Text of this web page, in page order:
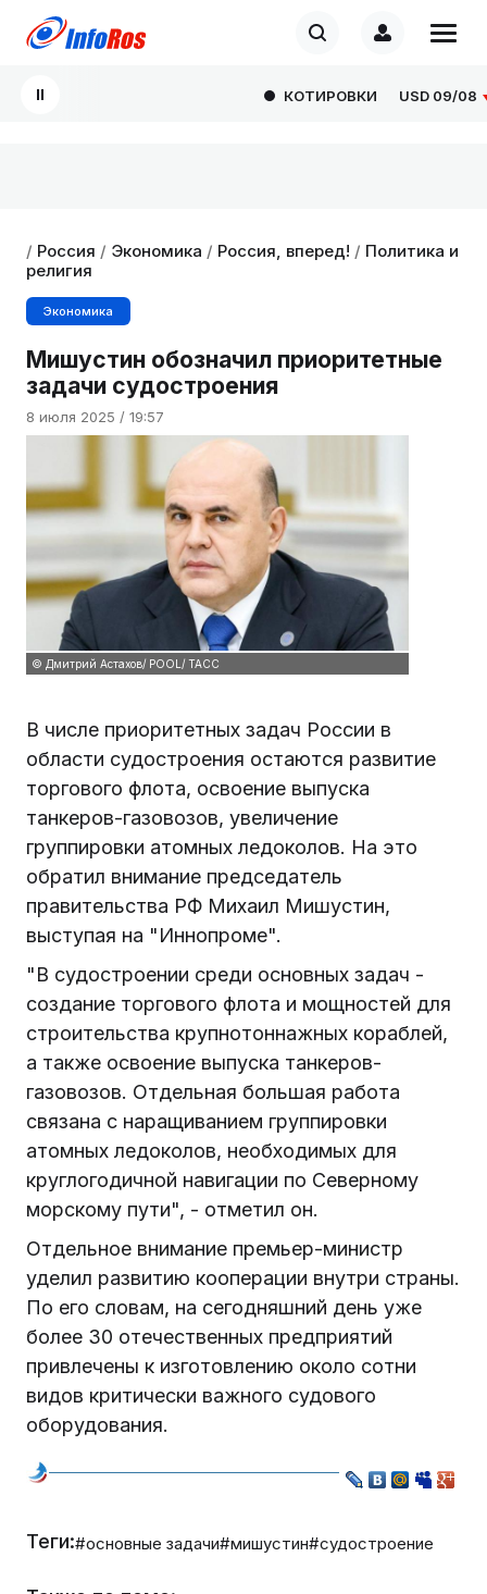
КОТИРОВКИ USD 09/08
/ Россия / Экономика / Россия, вперед! / Политика и
религия
Экономика
Мишустин обозначил приоритетные
задачи судостроения
8 июля 2025 / 19:57
© Дмитрий Астахов/ POOL/ ТАСС
В числе приоритетных задач России в
области судостроения остаются развитие
торгового флота, освоение выпуска
танкеров-газовозов, увеличение
группировки атомных ледоколов. На это
обратил внимание председатель
правительства РФ Михаил Мишустин,
выступая на "Иннопроме".
"В судостроении среди основных задач -
создание торгового флота и мощностей для
строительства крупнотоннажных кораблей,
а также освоение выпуска танкеров-
газовозов. Отдельная большая работа
связана с наращиванием группировки
атомных ледоколов, необходимых для
круглогодичной навигации по Северному
морскому пути", - отметил он.
Отдельное внимание премьер-министр
уделил развитию кооперации внутри страны.
По его словам, на сегодняшний день уже
более 30 отечественных предприятий
привлечены к изготовлению около сотни
видов критически важного судового
оборудования.
Теги:#основные задачи#мишустин#судостроение